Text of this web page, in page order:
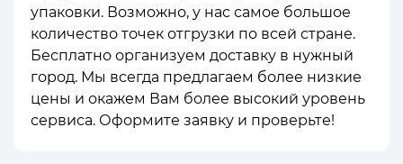
упаковки. Возможно, у нас самое большое
количество точек отгрузки по всей стране.
Бесплатно организуем доставку в нужный
город. Мы всегда предлагаем более низкие
цены и окажем Вам более высокий уровень
сервиса. Оформите заявку и проверьте!